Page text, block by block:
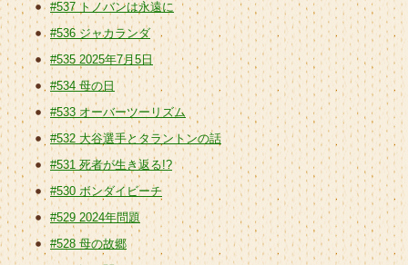
#537 トノバンは永遠に
#536 ジャカランダ
#535 2025年7月5日
#534 母の日
#533 オーバーツーリズム
#532 大谷選手とタラントンの話
#531 死者が生き返る!?
#530 ボンダイビーチ
#529 2024年問題
#528 母の故郷